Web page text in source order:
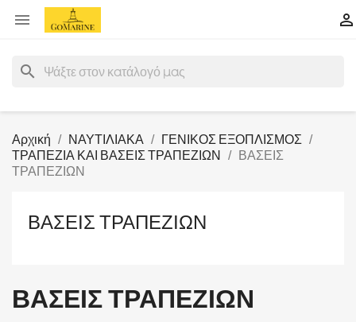
 
search
Αρχική ΝΑΥΤΙΛΙΑΚΑ
ΓΕΝΙΚΟΣ ΕΞΟΠΛΙΣΜΟΣ
ΤΡΑΠΕΖΙΑ ΚΑΙ ΒΑΣΕΙΣ ΤΡΑΠΕΖΙΩΝ
ΒΑΣΕΙΣ
ΤΡΑΠΕΖΙΩΝ
ΒΑΣΕΙΣ ΤΡΑΠΕΖΙΩΝ
ΒΑΣΕΙΣ ΤΡΑΠΕΖΙΩΝ